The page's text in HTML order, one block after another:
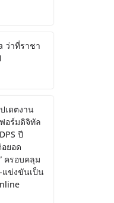
ว่าที่ราชา
เดตงาน
อร์มดิจิทัล
ปี
ยอด
ครอบคลุม
ข่งขันเป็น